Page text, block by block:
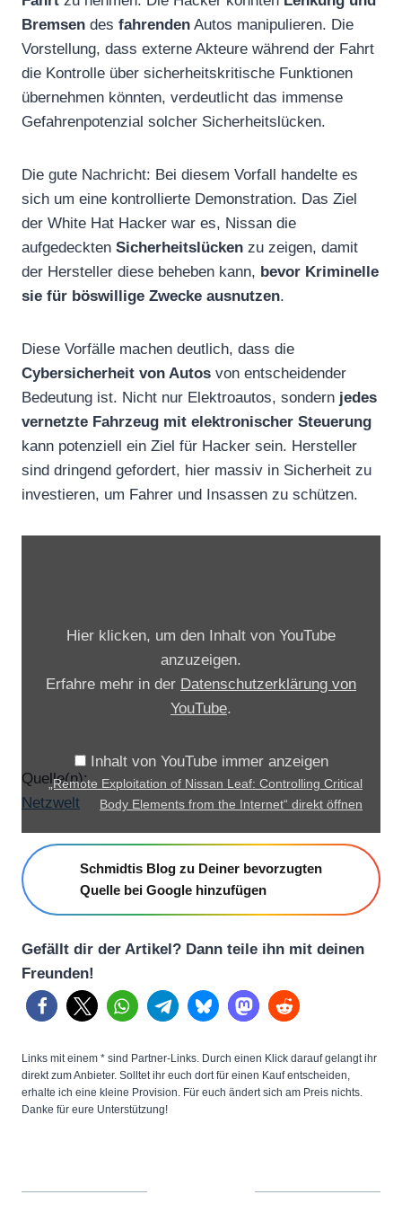
Bremsen des fahrenden Autos manipulieren. Die
Vorstellung, dass externe Akteure während der Fahrt
die Kontrolle über sicherheitskritische Funktionen
übernehmen könnten, verdeutlicht das immense
Gefahrenpotenzial solcher Sicherheitslücken.
Die gute Nachricht: Bei diesem Vorfall handelte es
sich um eine kontrollierte Demonstration. Das Ziel
der White Hat Hacker war es, Nissan die
aufgedeckten Sicherheitslücken zu zeigen, damit
der Hersteller diese beheben kann, bevor Kriminelle
sie für böswillige Zwecke ausnutzen.
Diese Vorfälle machen deutlich, dass die
Cybersicherheit von Autos von entscheidender
Bedeutung ist. Nicht nur Elektroautos, sondern jedes
vernetzte Fahrzeug mit elektronischer Steuerung
kann potenziell ein Ziel für Hacker sein. Hersteller
sind dringend gefordert, hier massiv in Sicherheit zu
investieren, um Fahrer und Insassen zu schützen.
l
i
t
a
i
n
o
f
N
i
Hier klicken, um den Inhalt von YouTube
anzuzeigen.
Erfahre mehr in der Datenschutzerklärung von
YouTube.
Inhalt von YouTube immer anzeigen
„Remote Exploitation of Nissan Leaf: Controlling Critical
Body Elements from the Internet“ direkt öffnen
Quelle(n):
Netzwelt
Schmidtis Blog zu Deiner bevorzugten
Quelle bei Google hinzufügen
Gefällt dir der Artikel? Dann teile ihn mit deinen
Freunden!
Links mit einem * sind Partner-Links. Durch einen Klick darauf gelangt ihr
direkt zum Anbieter. Solltet ihr euch dort für einen Kauf entscheiden,
erhalte ich eine kleine Provision. Für euch ändert sich am Preis nichts.
Danke für eure Unterstützung!